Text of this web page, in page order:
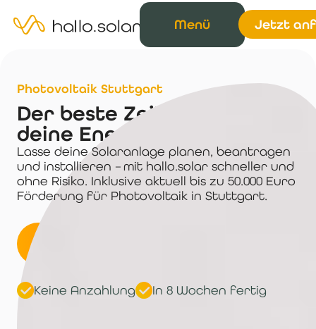
Menü Jetzt
Photovoltaik Stuttgart
Der beste Zeitpunkt für
deine Energiewende: jetzt.
Lasse deine Solaranlage planen, beantragen
und installieren – mit hallo.solar schneller und
ohne Risiko. Inklusive aktuell bis zu 50.000 Euro
Förderung für Photovoltaik in Stuttgart.
Keine Anzahlung In 8 Wochen fertig